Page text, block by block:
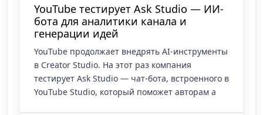
YouTube тестирует Ask Studio — ИИ-
бота для аналитики канала и
генерации идей
YouTube продолжает внедрять AI-инструменты
в Creator Studio. На этот раз компания
тестирует Ask Studio — чат-бота, встроенного в
YouTube Studio, который поможет авторам а